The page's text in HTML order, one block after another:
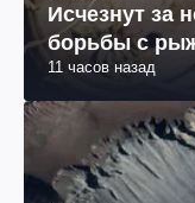
Исчезнут за
борьбы с
11 часов назад